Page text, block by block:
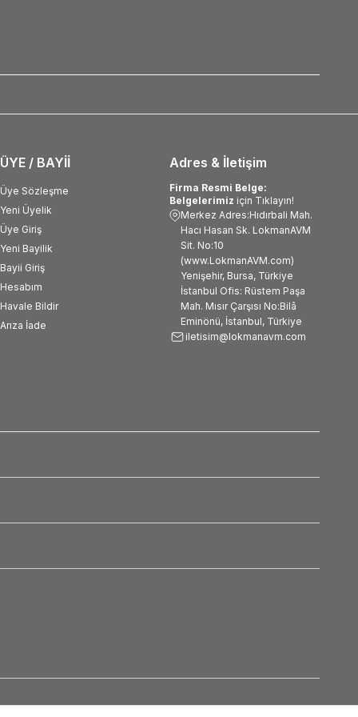
Adres & İletişim
Firma Resmi Belge:
Belgelerimiz için Tıklayın!
Merkez Adres:Hıdırbali Mah.
Hacı Hasan Sk. LokmanAVM
Sit. No:10
(www.LokmanAVM.com)
Yenişehir, Bursa, Türkiye
İstanbul Ofis: Rüstem Paşa
Mah. Mısır Çarşısı No:Bilâ
Eminönü, İstanbul, Türkiye
iletisim@lokmanavm.com
ÜYE / BAYİİ
Üye Sözleşme
Yeni Üyelik
Üye Giriş
Yeni Bayilik
Bayii Giriş
Hesabım
Havale Bildir
Arıza İade